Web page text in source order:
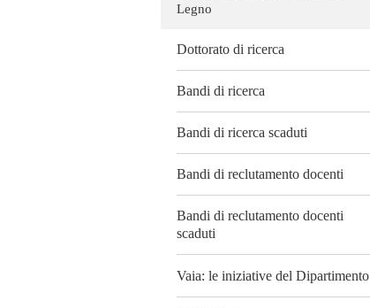
Legno
Dottorato di ricerca
Bandi di ricerca
Bandi di ricerca scaduti
Bandi di reclutamento docenti
Bandi di reclutamento docenti
scaduti
Vaia: le iniziative del Dipartimento